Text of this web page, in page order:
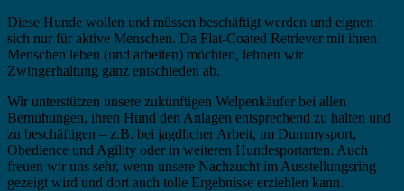
Diese Hunde wollen und müssen beschäftigt werden und eignen
sich nur für aktive Menschen. Da Flat-Coated Retriever mit ihren
Menschen leben (und arbeiten) möchten, lehnen wir
Zwingerhaltung ganz entschieden ab.
Wir unterstützen unsere zukünftigen Welpenkäufer bei allen
Bemühungen, ihren Hund den Anlagen entsprechend zu halten und
zu beschäftigen – z.B. bei jagdlicher Arbeit, im Dummysport,
Obedience und Agility oder in weiteren Hundesportarten. Auch
freuen wir uns sehr, wenn unsere Nachzucht im Ausstellungsring
gezeigt wird und dort auch tolle Ergebnisse erziehlen kann.